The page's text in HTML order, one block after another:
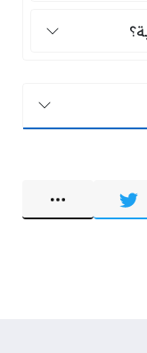
المدنية؟